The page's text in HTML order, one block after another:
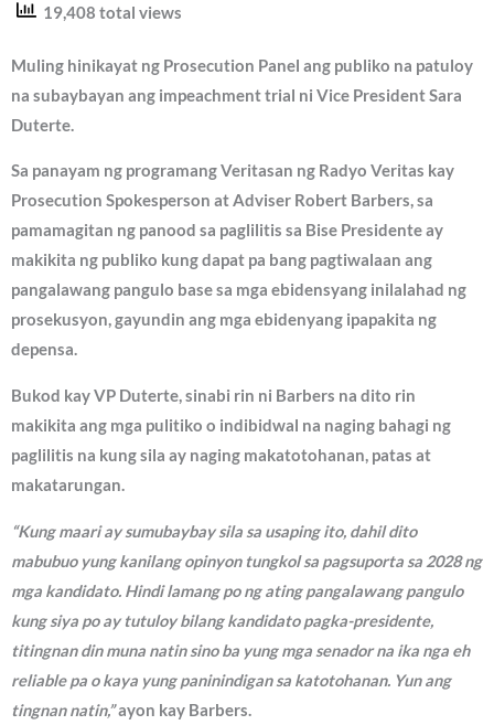
19,408 total views
Muling hinikayat ng Prosecution Panel ang publiko na patuloy
na subaybayan ang impeachment trial ni Vice President Sara
Duterte.
Sa panayam ng programang Veritasan ng Radyo Veritas kay
Prosecution Spokesperson at Adviser Robert Barbers, sa
pamamagitan ng panood sa paglilitis sa Bise Presidente ay
makikita ng publiko kung dapat pa bang pagtiwalaan ang
pangalawang pangulo base sa mga ebidensyang inilalahad ng
prosekusyon, gayundin ang mga ebidenyang ipapakita ng
depensa.
Bukod kay VP Duterte, sinabi rin ni Barbers na dito rin
makikita ang mga pulitiko o indibidwal na naging bahagi ng
paglilitis na kung sila ay naging makatotohanan, patas at
makatarungan.
“Kung maari ay sumubaybay sila sa usaping ito, dahil dito
mabubuo yung kanilang opinyon tungkol sa pagsuporta sa 2028 ng
mga kandidato. Hindi lamang po ng ating pangalawang pangulo
kung siya po ay tutuloy bilang kandidato pagka-presidente,
titingnan din muna natin sino ba yung mga senador na ika nga eh
reliable pa o kaya yung paninindigan sa katotohanan. Yun ang
tingnan natin,”ayon kay Barbers.